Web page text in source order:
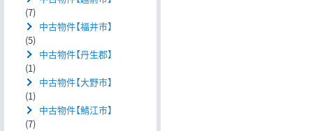
(7)
中古物件【福井市】
(5)
中古物件【丹生郡】
(1)
中古物件【大野市】
(1)
中古物件【鯖江市】
(7)